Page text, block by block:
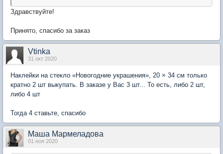
Здравствуйте!
Принято, спасибо за заказ
Vtinka
31 окт 2020
Наклейки на стекло «Новогодние украшения», 20 × 34 см только
кратно 2 шт выкупать. В заказе у Вас 3 шт... То есть, либо 2 шт,
либо 4 шт
Тогда 4 ставьте, спасибо
Маша Мармеладова
01 ноя 2020